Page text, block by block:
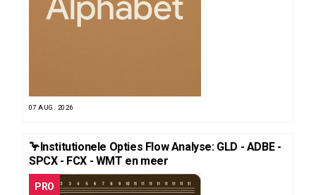
07 AUG. 2026
🦩Institutionele Opties Flow Analyse: GLD - ADBE -
SPCX - FCX - WMT en meer
PRO